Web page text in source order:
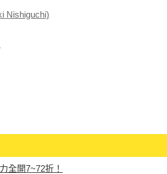
Nishiguchi)
全開7~72折！